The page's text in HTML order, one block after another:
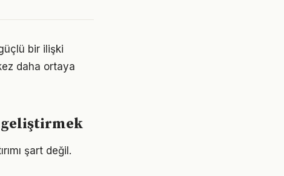
bir ilişki
daha ortaya
geliştirmek
şart değil.